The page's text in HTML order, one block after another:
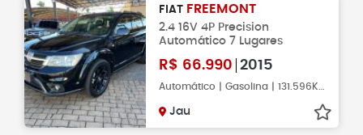
FIAT FREEMONT
2.4 16V 4P Precision
Automático 7 Lugares
R$ 66.990 2015
Jau